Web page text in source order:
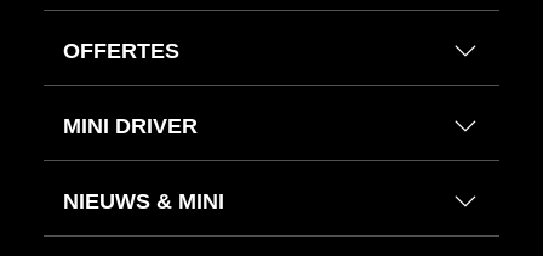
OFFERTES
MINI DRIVER
NIEUWS & MINI